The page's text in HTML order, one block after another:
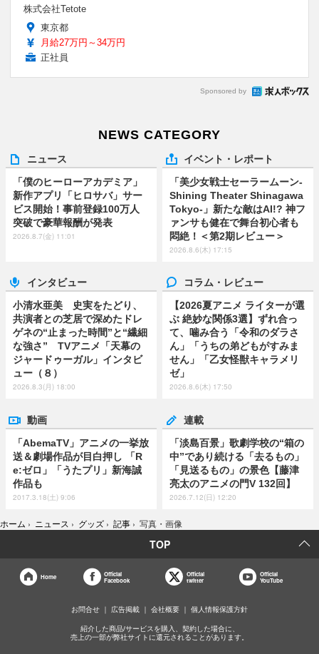
株式会社Tetote
東京都
月給27万円～34万円
正社員
Sponsored by
NEWS CATEGORY
ニュース
「僕のヒーローアカデミア」
新作アプリ「ヒロサバ」サー
ビス開始！事前登録100万人
突破で豪華報酬が発表
2026.8.7(金) 11:01
イベント・レポート
「美少女戦士セーラームーン-
Shining Theater Shinagawa
Tokyo-」新たな敵はAI!? 神フ
ァンサも健在で舞台初心者も
悶絶！＜第2期レビュー＞
2026.8.6(木) 17:15
インタビュー
小清水亜美 史実をたどり、
共演者との芝居で深めたドレ
ゲネの“止まった時間”と“繊細
な強さ” TVアニメ「天幕の
ジャードゥーガル」インタビ
ュー（８）
2026.8.3(月) 18:00
コラム・レビュー
【2026夏アニメ ライターが選
ぶ 絶妙な関係3選】ずれ合っ
て、噛み合う「令和のダラさ
ん」「うちの弟どもがすみま
せん」「乙女怪獣キャラメリ
ゼ」
2026.8.6(木) 17:50
動画
「AbemaTV」アニメの一挙放
送＆劇場作品が目白押し 「R
e:ゼロ」「うたプリ」新海誠
作品も
2017.3.18(土) 9:06
連載
「淡島百景」歌劇学校の“箱の
中”であり続ける「去るもの」
「見送るもの」の景色【藤津
亮太のアニメの門V 132回】
2026.7.12(日) 12:20
ホーム › ニュース › グッズ › 記事 › 写真・画像
TOP
Home
Official
Facebook
Official
twitter
Official
YouTube
お問合せ 広告掲載 会社概要 個人情報保護方針
紹介した商品/サービスを購入、契約した場合に、
売上の一部が弊社サイトに還元されることがあります。